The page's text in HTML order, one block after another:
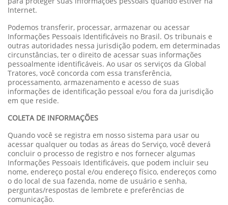
Internet.
Podemos transferir, processar, armazenar ou acessar
Informações Pessoais Identificáveis no Brasil. Os tribunais e
outras autoridades nessa jurisdição podem, em determinadas
circunstâncias, ter o direito de acessar suas informações
pessoalmente identificáveis. Ao usar os serviços da Global
Tratores, você concorda com essa transferência,
processamento, armazenamento e acesso de suas
informações de identificação pessoal e/ou fora da jurisdição
em que reside.
COLETA DE INFORMAÇÕES
Quando você se registra em nosso sistema para usar ou
acessar qualquer ou todas as áreas do Serviço, você deverá
concluir o processo de registro e nos fornecer algumas
Informações Pessoais Identificáveis, que podem incluir seu
nome, endereço postal e/ou endereço físico, endereços como
o do local de sua fazenda, nome de usuário e senha,
perguntas/respostas de lembrete e preferências de
comunicação.